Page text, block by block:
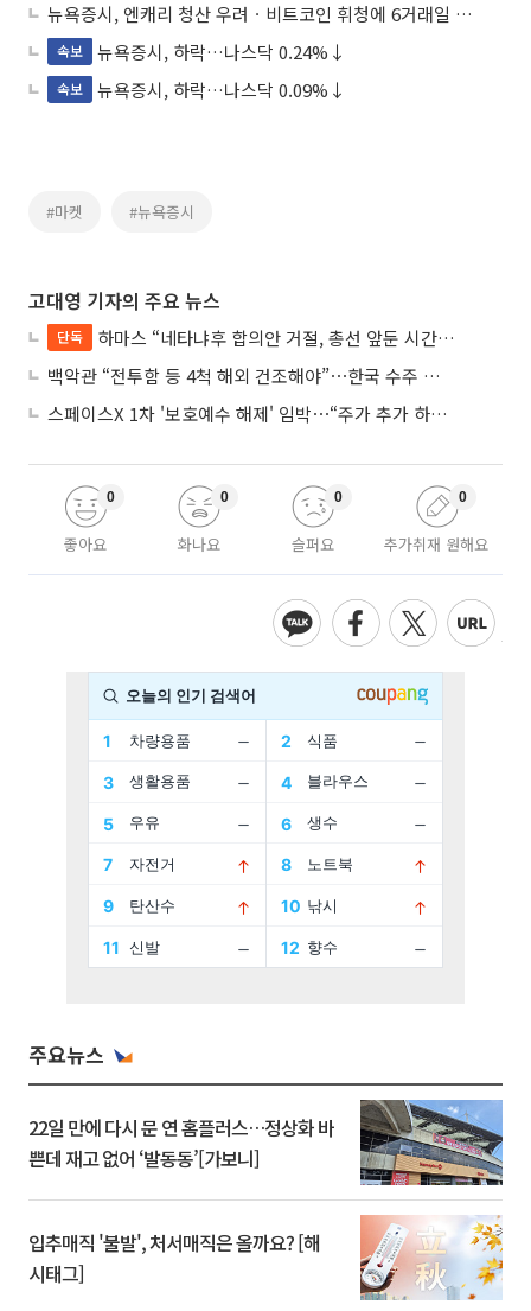
뉴욕증시, 엔캐리 청산 우려ㆍ비트코인 휘청에 6거래일 만에 하락
속보 뉴욕증시, 하락…나스닥 0.24%↓
속보 뉴욕증시, 하락…나스닥 0.09%↓
#마켓 #뉴욕증시
고대영 기자의 주요 뉴스
단독
하마스 “네타냐후 합의안 거절, 총선 앞둔 시간 끌기”
백악관 “전투함 등 4척 해외 건조해야”⋯한국 수주 기대
스페이스X 1차 '보호예수 해제' 임박⋯“주가 추가 하락 가능성”
좋아요
0
화나요
0
슬퍼요
0
추가취재 원해요
0
주요뉴스
22일 만에 다시 문 연 홈플러스…정상화 바
쁜데 재고 없어 ‘발동동’[가보니]
입추매직 '불발', 처서매직은 올까요? [해
시태그]